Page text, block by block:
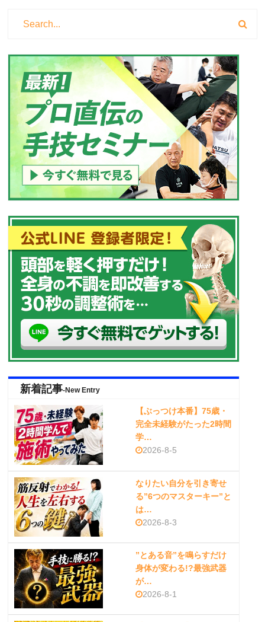
新着記事-New Entry
【ぶっつけ本番】75歳・
完全未経験がたった2時間
学…
2026-8-5
なりたい自分を引き寄せ
る”6つのマスターキー”と
は…
2026-8-3
”とある音”を鳴らすだけ
身体が変わる!?最強武器
が…
2026-8-1